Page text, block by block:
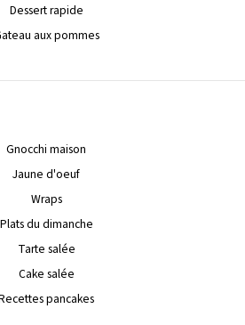
Dessert rapide
aux pommes
Gnocchi maison
Jaune d'oeuf
Wraps
Plats du dimanche
Tarte salée
Cake salée
pancakes